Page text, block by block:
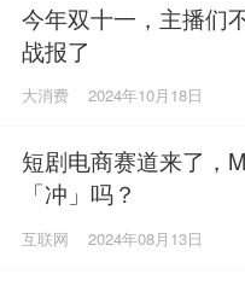
今年双十一，主播们
战报了
大消费 2024年10月18日
短剧电商赛道来了，
「冲」吗？
互联网 2024年08月13日